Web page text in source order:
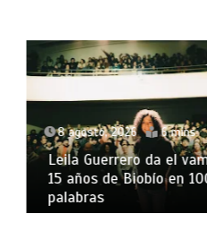
8 agosto, 2026 6 mins
Leila Guerrero da el
15 años de Biobío en 100
palabras